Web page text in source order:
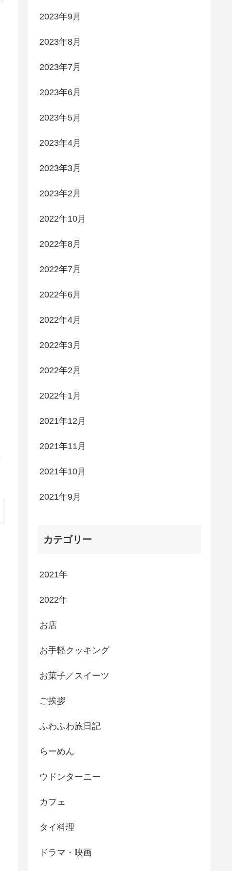
2023年9月
2023年8月
2023年7月
2023年6月
2023年5月
2023年4月
2023年3月
2023年2月
2022年10月
2022年8月
2022年7月
2022年6月
2022年4月
2022年3月
2022年2月
2022年1月
2021年12月
2021年11月
2021年10月
2021年9月
カテゴリー
2021年
2022年
お店
お手軽クッキング
お菓子／スイーツ
ご挨拶
ふわふわ旅日記
らーめん
ウドンターニー
カフェ
タイ料理
ドラマ・映画